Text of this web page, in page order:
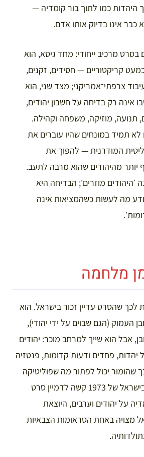
היהדות כמו לתוך בור קומדיה —
כבר אינו בדיוק אותו אדם.
בסרט מרכיב ייחודי: מחד גיסא, הוא
כמעט קריקטוריים — חסידים, זקנים,
צרפתי־אמריקני; מצד שני, הוא
אינה רק בדיחה על חשבון יהודים,
תנועה, מוזיקה, משפחה וקהילה.
תמיד במונחים שהיו עוברים את
המודרנית — להפוך את
יותר מהיהודים שהוא מרבה לתעב.
׳היהודים מוזרים׳; הבדיחה היא
מה לעשות כשהמציאות אינה
מלחמה
לכך שהסרט עדיין זכור בישראל. הוא
העמוק (הגם שבוים על ידי יהודי),
אבל הוא שייך למרחב מוכר: יהודים
יהדות, פחדים ודעות קדומות, פנטזיה
שהומור יכול לפתור מה שפוליטיקה
אינה מצליחה לתקן. בישראל של 1973 קשה לדמיין סרט
על יהודים וערבים, היוצאת
מצויה באחת הטראומות הצבאיות